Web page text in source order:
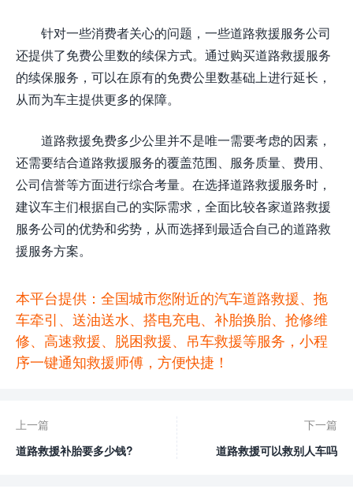
针对一些消费者关心的问题，一些道路救援服务公司
还提供了免费公里数的续保方式。通过购买道路救援服务
的续保服务，可以在原有的免费公里数基础上进行延长，
从而为车主提供更多的保障。
道路救援免费多少公里并不是唯一需要考虑的因素，
还需要结合道路救援服务的覆盖范围、服务质量、费用、
公司信誉等方面进行综合考量。在选择道路救援服务时，
建议车主们根据自己的实际需求，全面比较各家道路救援
服务公司的优势和劣势，从而选择到最适合自己的道路救
援服务方案。
本平台提供：全国城市您附近的汽车道路救援、拖
车牵引、送油送水、搭电充电、补胎换胎、抢修维
修、高速救援、脱困救援、吊车救援等服务，小程
序一键通知救援师傅，方便快捷！
上一篇
道路救援补胎要多少钱?
下一篇
道路救援可以救别人车吗